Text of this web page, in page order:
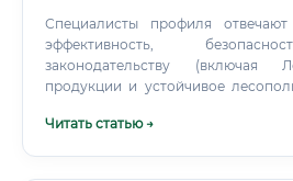
Специалисты профиля отвечают
эффективность,
законодательству (включая
продукции и устойчивое
для строительства,
Читать статью →